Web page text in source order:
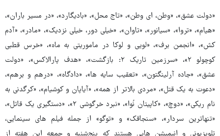
«دولت عشق»، «وطن، ای وطن»، «تاج محل»، «بادیگارد»، «در مسیر باران»،
«هیام»، «تروا»، «سیانور»، «تاوان»، «خیلی دور، خیلی نزدیک»، «مادر»، «آدم
کش»، «انجمن برف»، «لویی و لوکا در ماموریتی به ماه»، «خرس قطبی
کوچولو ۲»، «سرزمین تاریک ۲: بازگشت»، «هدف پارالاکس»، «دولت
عشق»، «جاده آرلینگتون»، «تعقیب سایه ها»، «دادگاه»، «درهم و برهم»،
«دعوت به یک قتل»، «مردی بالاتر از همه»، «آیاپان و کوشیام»، «کرگدنی به
نام ریکی»، «دوچ»، «کاپیتان نُوا»، «نبرد خرگوشی ۲»، «دستگیری یک قاتل»،
«تنهاترین سردار»، «سنجاقک» و «توگو» از جمله فیلم های سینمایی،